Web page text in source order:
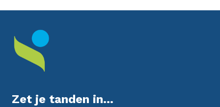
Zet je tanden in...